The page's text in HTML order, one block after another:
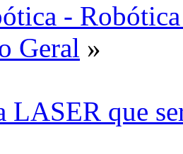
-
Geral »
LASER que